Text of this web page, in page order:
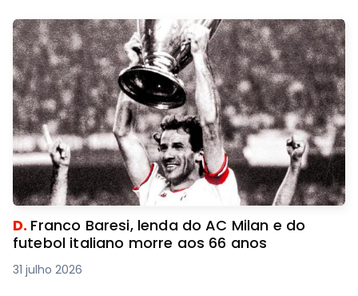
D. Franco Baresi, lenda do AC Milan e do
futebol italiano morre aos 66 anos
31 julho 2026